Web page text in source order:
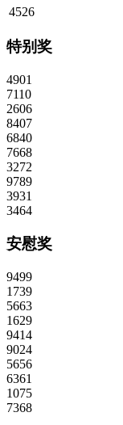
4526
特别奖
4901
7110
2606
8407
6840
7668
3272
9789
3931
3464
安慰奖
9499
1739
5663
1629
9414
9024
5656
6361
1075
7368